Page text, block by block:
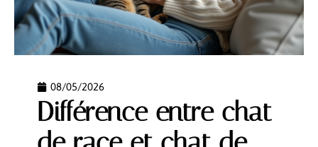
08/05/2026
Différence entre chat